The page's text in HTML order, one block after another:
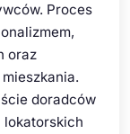
Proces
oraz
doradców
lokatorskich